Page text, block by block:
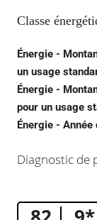
Classe
Énergie -
un usage
Énergie -
pour un usage
Énergie -
Diagnostic de